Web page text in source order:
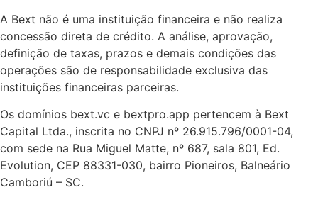
A Bext não é uma instituição financeira e não realiza
concessão direta de crédito. A análise, aprovação,
definição de taxas, prazos e demais condições das
operações são de responsabilidade exclusiva das
instituições financeiras parceiras.
Os domínios bext.vc e bextpro.app pertencem à Bext
Capital Ltda., inscrita no CNPJ nº 26.915.796/0001-04,
com sede na Rua Miguel Matte, nº 687, sala 801, Ed.
Evolution, CEP 88331-030, bairro Pioneiros, Balneário
Camboriú – SC.